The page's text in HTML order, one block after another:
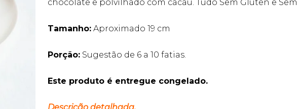
chocolate e polvilhado com cacau. Tudo Sem Glúten e Sem
Tamanho:Aproximado 19 cm
Porção:Sugestão de 6 a 10 fatias.
Este produto é entregue congelado.